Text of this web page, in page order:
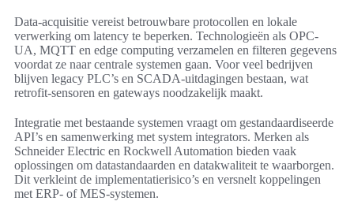
Data-acquisitie vereist betrouwbare protocollen en lokale
verwerking om latency te beperken. Technologieën als OPC-
UA, MQTT en edge computing verzamelen en filteren gegevens
voordat ze naar centrale systemen gaan. Voor veel bedrijven
blijven legacy PLC’s en SCADA-uitdagingen bestaan, wat
retrofit-sensoren en gateways noodzakelijk maakt.
Integratie met bestaande systemen vraagt om gestandaardiseerde
API’s en samenwerking met system integrators. Merken als
Schneider Electric en Rockwell Automation bieden vaak
oplossingen om datastandaarden en datakwaliteit te waarborgen.
Dit verkleint de implementatierisico’s en versnelt koppelingen
met ERP- of MES-systemen.